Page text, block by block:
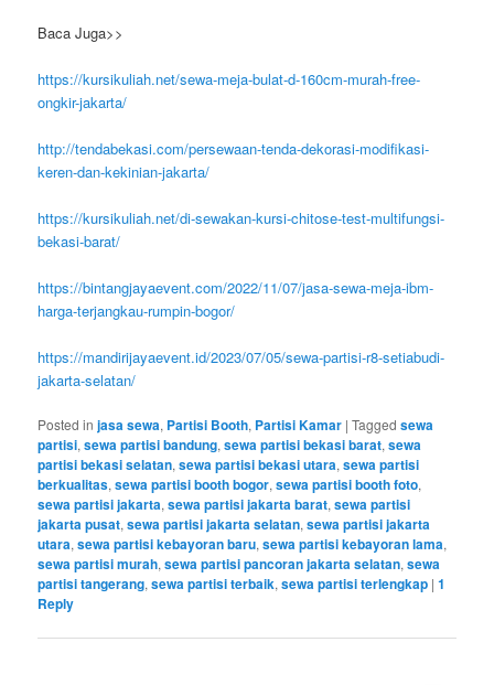
Baca Juga>>
https://kursikuliah.net/sewa-meja-bulat-d-160cm-murah-free-
ongkir-jakarta/
http://tendabekasi.com/persewaan-tenda-dekorasi-modifikasi-
keren-dan-kekinian-jakarta/
https://kursikuliah.net/di-sewakan-kursi-chitose-test-multifungsi-
bekasi-barat/
https://bintangjayaevent.com/2022/11/07/jasa-sewa-meja-ibm-
harga-terjangkau-rumpin-bogor/
https://mandirijayaevent.id/2023/07/05/sewa-partisi-r8-setiabudi-
jakarta-selatan/
Posted in jasa sewa, Partisi Booth, Partisi Kamar |Tagged sewa
partisi,sewa partisi bandung,sewa partisi bekasi barat,sewa
partisi bekasi selatan,sewa partisi bekasi utara,sewa partisi
berkualitas,sewa partisi booth bogor,sewa partisi booth foto,
sewa partisi jakarta,sewa partisi jakarta barat,sewa partisi
jakarta pusat,sewa partisi jakarta selatan,sewa partisi jakarta
utara,sewa partisi kebayoran baru,sewa partisi kebayoran lama,
sewa partisi murah,sewa partisi pancoran jakarta selatan,sewa
partisi tangerang,sewa partisi terbaik,sewa partisi terlengkap |1
Reply